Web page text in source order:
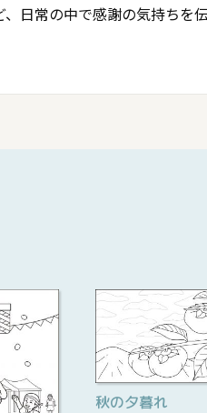
、日常の中で感謝の気持ちを
秋の夕暮れ